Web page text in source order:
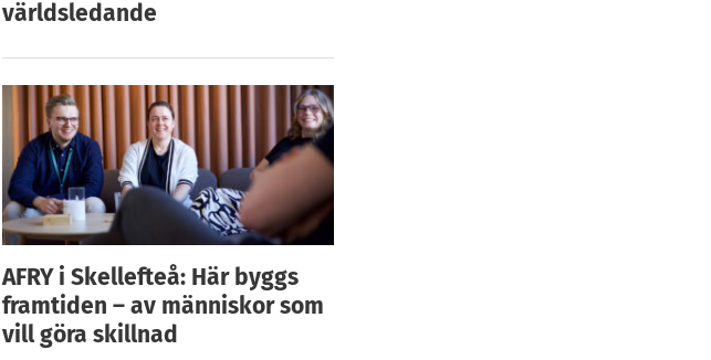
världsledande
AFRY i Skellefteå: Här byggs
framtiden – av människor som
vill göra skillnad